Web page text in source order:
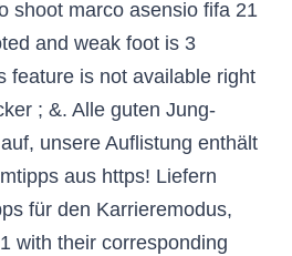
shoot marco asensio fifa 21
and weak foot is 3
feature is not available right
; &. Alle guten Jung-
unsere Auflistung enthält
aus https! Liefern
für den Karrieremodus,
with their corresponding